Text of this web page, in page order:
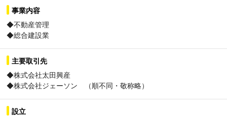
事業内容
◆不動産管理
◆総合建設業
主要取引先
◆株式会社太田興産
◆株式会社ジェーソン （順不同・敬称略）
設立